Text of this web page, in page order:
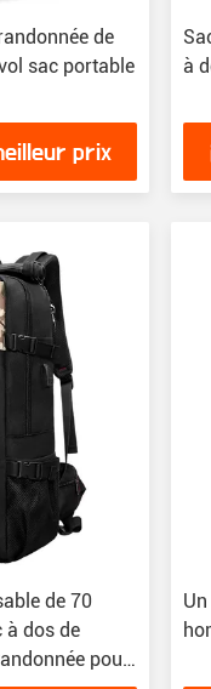
de
sac portable
prix
à
de 70
à dos de
pour